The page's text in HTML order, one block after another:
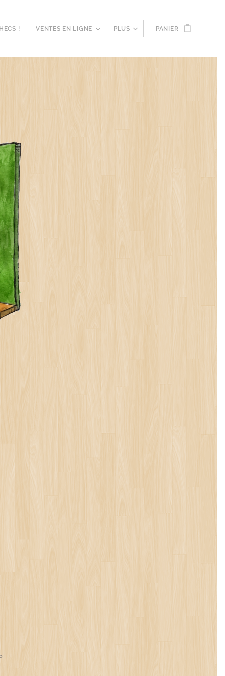
! VENTES EN LIGNE PLUS PANIER